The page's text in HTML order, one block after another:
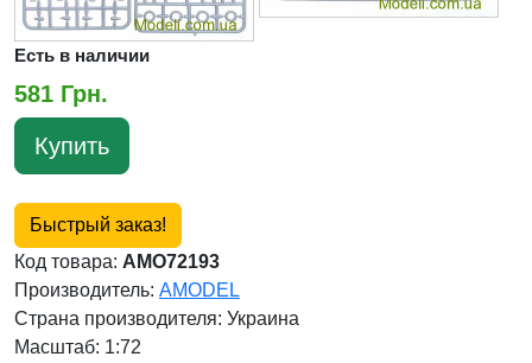
Есть в наличии
581 Грн.
Купить
Быстрый заказ!
Код товара: AMO72193
Производитель: AMODEL
Страна производителя: Украина
Масштаб: 1:72